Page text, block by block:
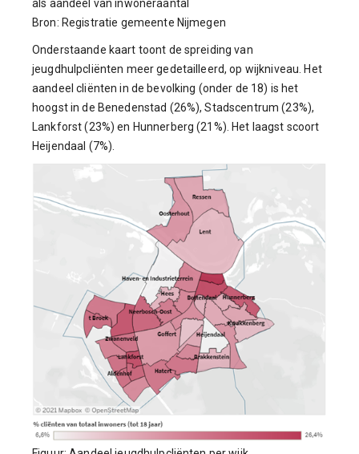
als aandeel van inwoneraantal
Bron: Registratie gemeente Nijmegen
Onderstaande kaart toont de spreiding van
jeugdhulpcliënten meer gedetailleerd, op wijkniveau. Het
aandeel cliënten in de bevolking (onder de 18) is het
hoogst in de Benedenstad (26%), Stadscentrum (23%),
Lankforst (23%) en Hunnerberg (21%). Het laagst scoort
Heijendaal (7%).